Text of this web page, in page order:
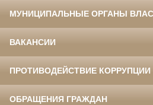
МУНИЦИПАЛЬНЫЕ ОРГАНЫ
ВАКАНСИИ
ПРОТИВОДЕЙСТВИЕ КОРРУПЦИИ
ОБРАЩЕНИЯ ГРАЖДАН